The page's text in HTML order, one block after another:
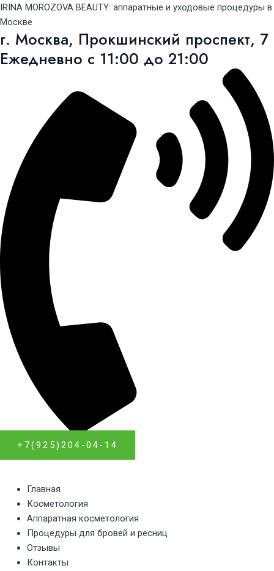
Перейти
к
содержимому
IRINA MOROZOVA BEAUTY: аппаратные и уходовые процедуры в
Москве
г. Москва, Прокшинский проспект, 7
Ежедневно с 11:00 до 21:00
+7(925)204-04-14
Главная
Косметология
Аппаратная косметология
Процедуры для бровей и ресниц
Отзывы
Контакты